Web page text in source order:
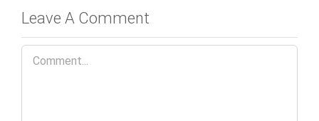
Leave A Comment
Comment